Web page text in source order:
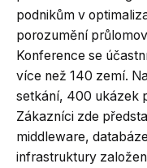
podnikům v
porozumění
Konference se
více než 140 zemí.
setkání, 400 ukázek
Zákazníci zde
middleware,
infrastruktury